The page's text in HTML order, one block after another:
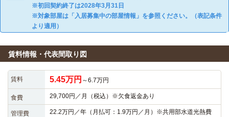
※初回契約終了は2028年3月31日
※対象部屋は「入居募集中の部屋情報」を参照ください。（表記条件
より適用）
賃料情報・代表間取り図
賃料 5.45万円 ～6.7万円
食費 29,700円／月（税込）※欠食返金あり
管理費
22.2万円／年（月払可：1.9万円／月）※共用部水道光熱費